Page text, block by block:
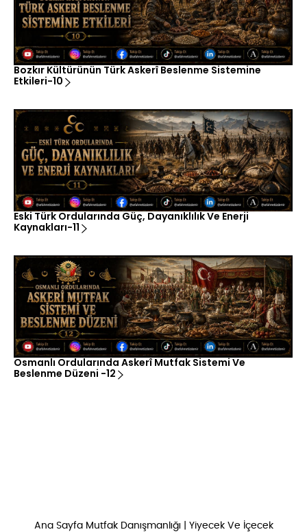
Bozkır Kültürünün Türk Askerî Beslenme Sistemine
Etkileri-10
Eski Türk Ordularında Güç, Dayanıklılık Ve Enerji
Kaynakları-11
Osmanlı Ordularında Askerî Mutfak Sistemi Ve
Beslenme Düzeni -12
Ana Sayfa Mutfak Danışmanlığı Yiyecek Ve İçecek